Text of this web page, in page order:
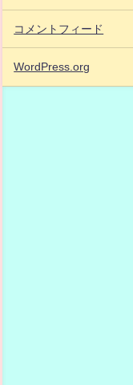
コメントフィード
WordPress.org